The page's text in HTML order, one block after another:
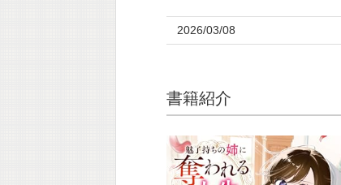
2026/03/08
書籍紹介